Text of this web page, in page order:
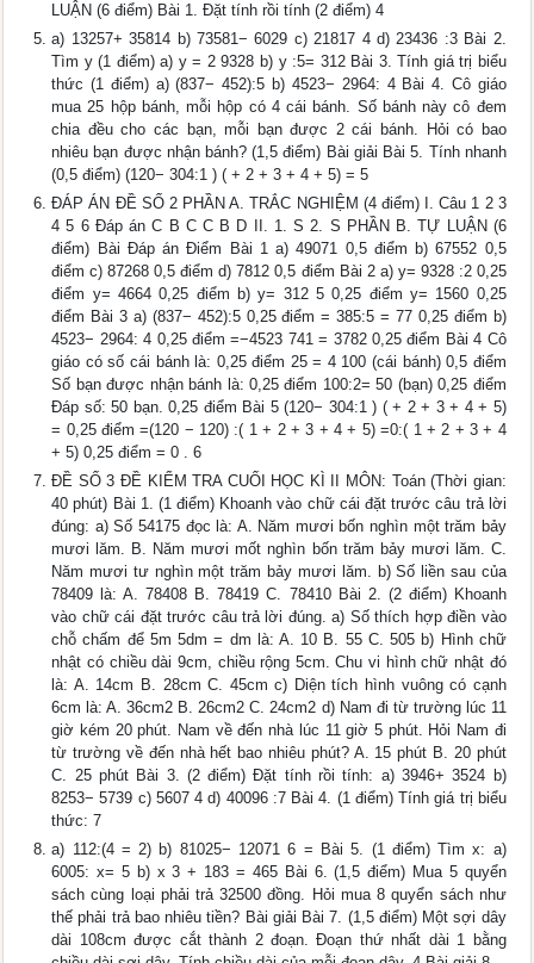
LUẬN (6 điểm) Bài 1. Đặt tính rồi tính (2 điểm) 4
a) 13257+ 35814 b) 73581− 6029 c) 21817 4 d) 23436 :3 Bài 2.
Tìm y (1 điểm) a) y = 2 9328 b) y :5= 312 Bài 3. Tính giá trị biểu
thức (1 điểm) a) (837− 452):5 b) 4523− 2964: 4 Bài 4. Cô giáo
mua 25 hộp bánh, mỗi hộp có 4 cái bánh. Số bánh này cô đem
chia đều cho các bạn, mỗi bạn được 2 cái bánh. Hỏi có bao
nhiêu bạn được nhận bánh? (1,5 điểm) Bài giải Bài 5. Tính nhanh
(0,5 điểm) (120− 304:1 ) ( + 2 + 3 + 4 + 5) = 5
ĐÁP ÁN ĐỀ SỐ 2 PHẦN A. TRẮC NGHIỆM (4 điểm) I. Câu 1 2 3
4 5 6 Đáp án C B C C B D II. 1. S 2. S PHẦN B. TỰ LUẬN (6
điểm) Bài Đáp án Điểm Bài 1 a) 49071 0,5 điểm b) 67552 0,5
điểm c) 87268 0,5 điểm d) 7812 0,5 điểm Bài 2 a) y= 9328 :2 0,25
điểm y= 4664 0,25 điểm b) y= 312 5 0,25 điểm y= 1560 0,25
điểm Bài 3 a) (837− 452):5 0,25 điểm = 385:5 = 77 0,25 điểm b)
4523− 2964: 4 0,25 điểm =−4523 741 = 3782 0,25 điểm Bài 4 Cô
giáo có số cái bánh là: 0,25 điểm 25 = 4 100 (cái bánh) 0,5 điểm
Số bạn được nhận bánh là: 0,25 điểm 100:2= 50 (bạn) 0,25 điểm
Đáp số: 50 bạn. 0,25 điểm Bài 5 (120− 304:1 ) ( + 2 + 3 + 4 + 5)
= 0,25 điểm =(120 − 120) :( 1 + 2 + 3 + 4 + 5) =0:( 1 + 2 + 3 + 4
+ 5) 0,25 điểm = 0 . 6
ĐỀ SỐ 3 ĐỀ KIỂM TRA CUỐI HỌC KÌ II MÔN: Toán (Thời gian:
40 phút) Bài 1. (1 điểm) Khoanh vào chữ cái đặt trước câu trả lời
đúng: a) Số 54175 đọc là: A. Năm mươi bốn nghìn một trăm bảy
mươi lăm. B. Năm mươi mốt nghìn bốn trăm bảy mươi lăm. C.
Năm mươi tư nghìn một trăm bảy mươi lăm. b) Số liền sau của
78409 là: A. 78408 B. 78419 C. 78410 Bài 2. (2 điểm) Khoanh
vào chữ cái đặt trước câu trả lời đúng. a) Số thích hợp điền vào
chỗ chấm để 5m 5dm = dm là: A. 10 B. 55 C. 505 b) Hình chữ
nhật có chiều dài 9cm, chiều rộng 5cm. Chu vi hình chữ nhật đó
là: A. 14cm B. 28cm C. 45cm c) Diện tích hình vuông có cạnh
6cm là: A. 36cm2 B. 26cm2 C. 24cm2 d) Nam đi từ trường lúc 11
giờ kém 20 phút. Nam về đến nhà lúc 11 giờ 5 phút. Hỏi Nam đi
từ trường về đến nhà hết bao nhiêu phút? A. 15 phút B. 20 phút
C. 25 phút Bài 3. (2 điểm) Đặt tính rồi tính: a) 3946+ 3524 b)
8253− 5739 c) 5607 4 d) 40096 :7 Bài 4. (1 điểm) Tính giá trị biểu
thức: 7
a) 112:(4 = 2) b) 81025− 12071 6 = Bài 5. (1 điểm) Tìm x: a)
6005: x= 5 b) x 3 + 183 = 465 Bài 6. (1,5 điểm) Mua 5 quyển
sách cùng loại phải trả 32500 đồng. Hỏi mua 8 quyển sách như
thế phải trả bao nhiêu tiền? Bài giải Bài 7. (1,5 điểm) Một sợi dây
dài 108cm được cắt thành 2 đoạn. Đoạn thứ nhất dài 1 bằng